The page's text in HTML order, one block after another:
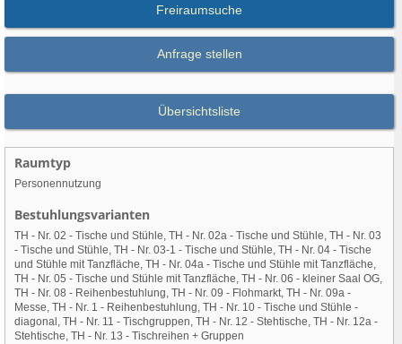
Freiraumsuche
Anfrage stellen
Übersichtsliste
Raumtyp
Personennutzung
Bestuhlungsvarianten
TH - Nr. 02 - Tische und Stühle, TH - Nr. 02a - Tische und Stühle, TH - Nr. 03
- Tische und Stühle, TH - Nr. 03-1 - Tische und Stühle, TH - Nr. 04 - Tische
und Stühle mit Tanzfläche, TH - Nr. 04a - Tische und Stühle mit Tanzfläche,
TH - Nr. 05 - Tische und Stühle mit Tanzfläche, TH - Nr. 06 - kleiner Saal OG,
TH - Nr. 08 - Reihenbestuhlung, TH - Nr. 09 - Flohmarkt, TH - Nr. 09a -
Messe, TH - Nr. 1 - Reihenbestuhlung, TH - Nr. 10 - Tische und Stühle -
diagonal, TH - Nr. 11 - Tischgruppen, TH - Nr. 12 - Stehtische, TH - Nr. 12a -
Stehtische, TH - Nr. 13 - Tischreihen + Gruppen